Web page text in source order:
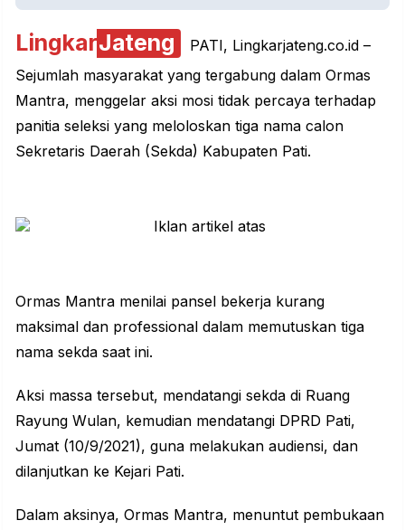
LingkarJateng
PATI, Lingkarjateng.co.id –
Sejumlah masyarakat yang tergabung dalam Ormas
Mantra, menggelar aksi mosi tidak percaya terhadap
panitia seleksi yang meloloskan tiga nama calon
Sekretaris Daerah (Sekda) Kabupaten Pati.
Ormas Mantra menilai pansel bekerja kurang
maksimal dan professional dalam memutuskan tiga
nama sekda saat ini.
Aksi massa tersebut, mendatangi sekda di Ruang
Rayung Wulan, kemudian mendatangi DPRD Pati,
Jumat (10/9/2021), guna melakukan audiensi, dan
dilanjutkan ke Kejari Pati.
Dalam aksinya, Ormas Mantra, menuntut pembukaan